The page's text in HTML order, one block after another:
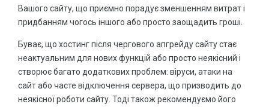
ВСІ АКЦІЇ
Вашого сайту, що приємно порадує зменшенням витрат і
придбанням чогось іншого або просто заощадить гроші.
Буває, що хостинг після чергового апгрейду сайту стає
неактуальним для нових функцій або просто неякісний і
створює багато додаткових проблем: віруси, атаки на
сайт або часте відключення сервера, що призводить до
неякісної роботи сайту. Тоді також рекомендуємо його